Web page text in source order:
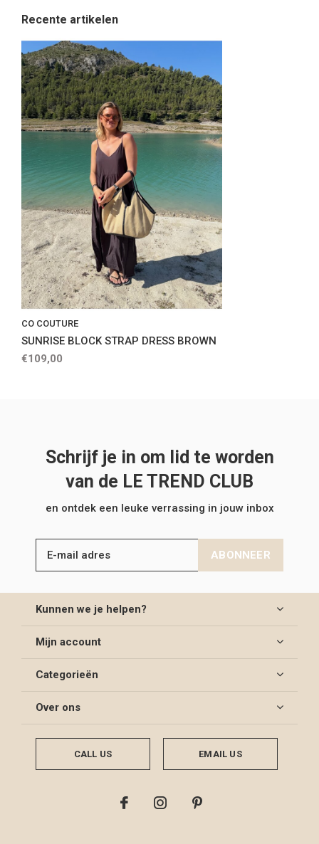
Recente artikelen
CO COUTURE
SUNRISE BLOCK STRAP DRESS BROWN
€109,00
Schrijf je in om lid te worden
van de LE TREND CLUB
en ontdek een leuke verrassing in jouw inbox
ABONNEER
Kunnen we je helpen?
Mijn account
Categorieën
Over ons
CALL US EMAIL US